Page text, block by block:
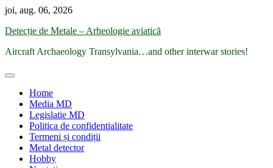
Skip
content
joi, aug. 06, 2026
Detecție de Metale – Arheologie aviatică
Aircraft Archaeology Transylvania…and other interwar stories!
Home
Media MD
Legislatie MD
Politica de confidentialitate
Termeni și condiții
Metal detector
Hobby